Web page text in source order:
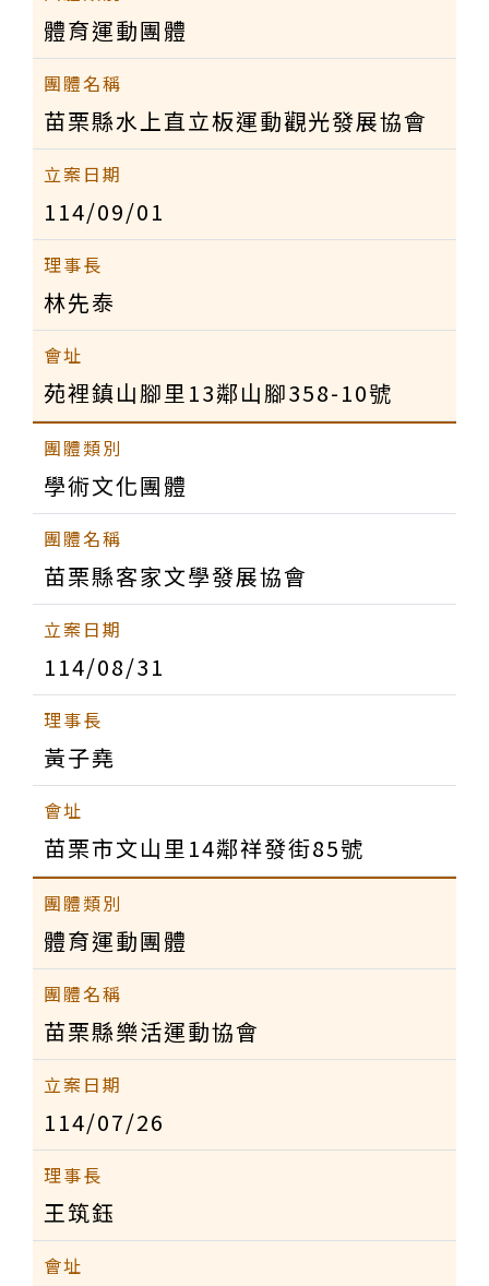
體育運動團體
苗栗縣水上直立板運動觀光發展協會
114/09/01
林先泰
苑裡鎮山腳里13鄰山腳358-10號
學術文化團體
苗栗縣客家文學發展協會
114/08/31
黃子堯
苗栗市文山里14鄰祥發街85號
體育運動團體
苗栗縣樂活運動協會
114/07/26
王筑鈺